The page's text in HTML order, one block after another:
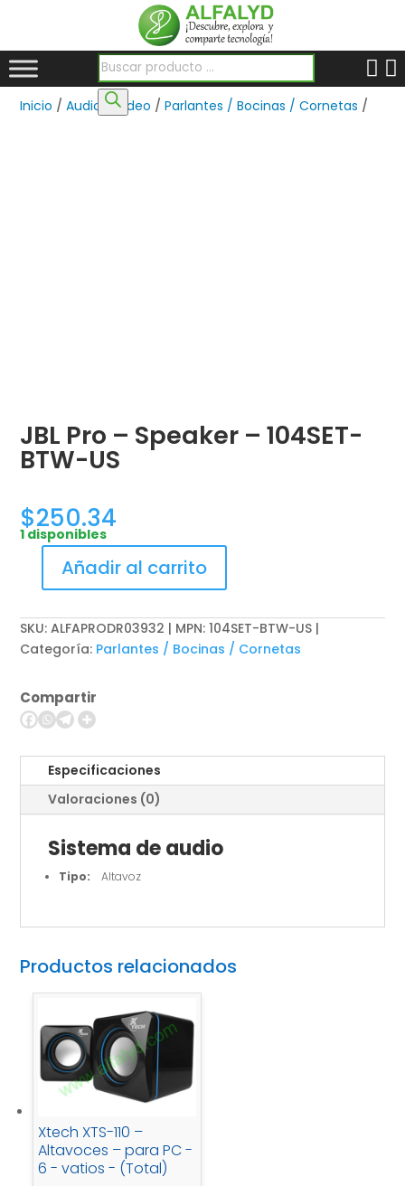
Búsqueda de productos
Inicio /Audio y Video /Parlantes / Bocinas / Cornetas /
JBL Pro – Speaker – 104SET-
BTW-US
$250.34
1 disponibles
-
BTW-
US
Añadir al carrito
SKU:ALFAPRODR03932 | MPN: 104SET-BTW-US
Categoría: Parlantes / Bocinas / Cornetas
Compartir
Especificaciones
Valoraciones (0)
Sistema de audio
Tipo: Altavoz
Productos relacionados
Xtech XTS-110 –
Altavoces – para PC -
6 - vatios - (Total)